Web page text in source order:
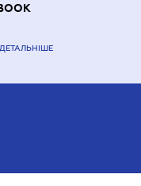
ДЕТАЛЬНІШЕ